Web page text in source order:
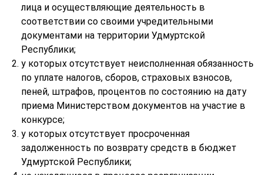
лица и осуществляющие деятельность в
соответствии со своими учредительными
документами на территории Удмуртской
Республики;
у которых отсутствует неисполненная обязанность
по уплате налогов, сборов, страховых взносов,
пеней, штрафов, процентов по состоянию на дату
приема Министерством документов на участие в
конкурсе;
у которых отсутствует просроченная
задолженность по возврату средств в бюджет
Удмуртской Республики;